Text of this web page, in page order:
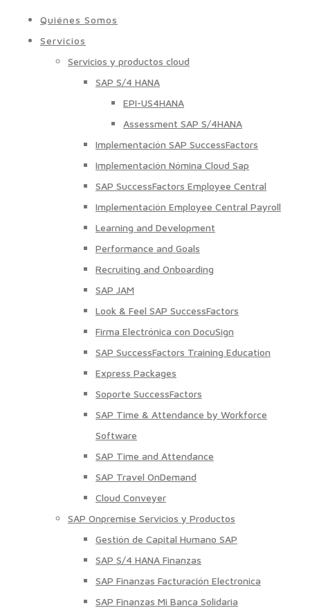
Quiénes Somos
Servicios
Servicios y productos cloud
SAP S/4 HANA
EPI-US4HANA
Assessment SAP S/4HANA
Implementación SAP SuccessFactors
Implementación Nómina Cloud Sap
SAP SuccessFactors Employee Central
Implementación Employee Central Payroll
Learning and Development
Performance and Goals
Recruiting and Onboarding
SAP JAM
Look & Feel SAP SuccessFactors
Firma Electrónica con DocuSign
SAP SuccessFactors Training Education
Express Packages
Soporte SuccessFactors
SAP Time & Attendance by Workforce
Software
SAP Time and Attendance
SAP Travel OnDemand
Cloud Conveyer
SAP Onpremise Servicios y Productos
Gestión de Capital Humano SAP
SAP S/4 HANA Finanzas
SAP Finanzas Facturación Electronica
SAP Finanzas Mi Banca Solidaria